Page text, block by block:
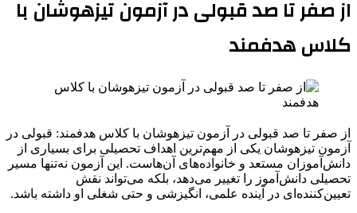
از صفر تا صد قبولی در آزمون تیزهوشان با
کلاس هدفمند
از صفر تا صد قبولی در آزمون تیزهوشان با کلاس هدفمند: قبولی در
آزمون تیزهوشان یکی از مهم‌ترین اهداف تحصیلی برای بسیاری از
دانش‌آموزان مستعد و خانواده‌های آن‌هاست. این آزمون نه‌تنها مسیر
تحصیلی دانش‌آموز را تغییر می‌دهد، بلکه می‌تواند نقش
تعیین‌کننده‌ای در آینده علمی، انگیزشی و حتی شغلی او داشته باشد.